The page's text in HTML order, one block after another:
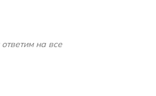
на все